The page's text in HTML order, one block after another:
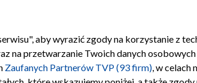
Regulamin TVP Polityka prywatności
aby wyrazić zgody na korzystanie z
na przetwarzanie Twoich danych
Zaufanych Partnerów TVP (93 firm), w celach